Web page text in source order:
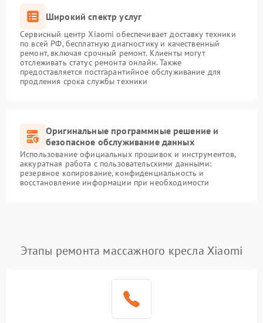
Широкий спектр услуг
Сервисный центр Xiaomi обеспечивает доставку техники
по всей РФ, бесплатную диагностику и качественный
ремонт, включая срочный ремонт. Клиенты могут
отслеживать статус ремонта онлайн. Также
предоставляется постгарантийное обслуживание для
продления срока службы техники
Оригинальные программные решение и
безопасное обслуживание данных
Использование официальных прошивок и инструментов,
аккуратная работа с пользовательскими данными:
резервное копирование, конфиденциальность и
восстановление информации при необходимости
Этапы ремонта массажного кресла Xiaomi